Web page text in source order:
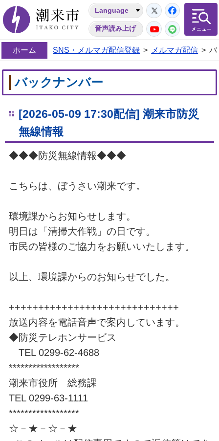
潮来市
Language
音声読み上げ
Twitter
YouTube
LINE
ホーム SNS・メルマガ配信登録 > メルマガ配信 > バ
バックナンバー
[2026-05-09 17:30配信] 潮来市防災
無線情報
◆◆◆防災無線情報◆◆◆
こちらは、ぼうさい潮来です。
環境課からお知らせします。
明日は「清掃大作戦」の日です。
市民の皆様のご協力をお願いいたします。
以上、環境課からのお知らせでした。
+++++++++++++++++++++++++++++
放送内容を電話音声で案内しています。
◆防災テレホンサービス
TEL 0299-62-4688
******************
潮来市役所 総務課
TEL 0299-63-1111
******************
☆－★－☆－★